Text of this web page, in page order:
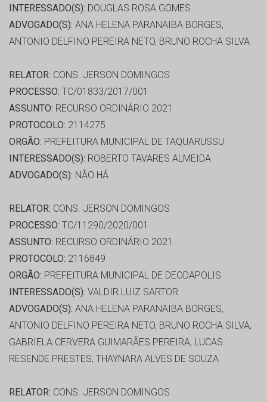
INTERESSADO(S): DOUGLAS ROSA GOMES
ADVOGADO(S): ANA HELENA PARANAIBA BORGES,
ANTONIO DELFINO PEREIRA NETO, BRUNO ROCHA SILVA
RELATOR: CONS. JERSON DOMINGOS
PROCESSO: TC/01833/2017/001
ASSUNTO: RECURSO ORDINÁRIO 2021
PROTOCOLO: 2114275
ORGÃO: PREFEITURA MUNICIPAL DE TAQUARUSSU
INTERESSADO(S): ROBERTO TAVARES ALMEIDA
ADVOGADO(S): NÃO HÁ
RELATOR: CONS. JERSON DOMINGOS
PROCESSO: TC/11290/2020/001
ASSUNTO: RECURSO ORDINÁRIO 2021
PROTOCOLO: 2116849
ORGÃO: PREFEITURA MUNICIPAL DE DEODAPOLIS
INTERESSADO(S): VALDIR LUIZ SARTOR
ADVOGADO(S): ANA HELENA PARANAIBA BORGES,
ANTONIO DELFINO PEREIRA NETO, BRUNO ROCHA SILVA,
GABRIELA CERVERA GUIMARÃES PEREIRA, LUCAS
RESENDE PRESTES, THAYNARA ALVES DE SOUZA
RELATOR: CONS. JERSON DOMINGOS